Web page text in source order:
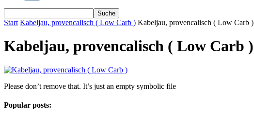
Start Kabeljau, provencalisch ( Low Carb ) Kabeljau, provencalisch ( Low Carb )
Kabeljau, provencalisch ( Low Carb )
Please don’t remove that. It’s just an empty symbolic file
Popular posts: